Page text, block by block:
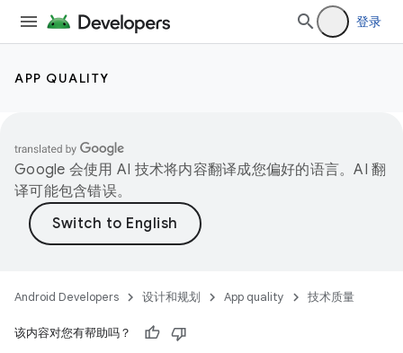
登录
APP QUALITY
Google 会使用 AI 技术将内容翻译成您偏好的语言。AI 翻
译可能包含错误。
Android Developers 设计和规划 App quality 技术质量
该内容对您有帮助吗？